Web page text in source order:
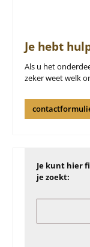
Je hebt
Als u het
zeker weet welk
Je kunt hier
je zoekt: